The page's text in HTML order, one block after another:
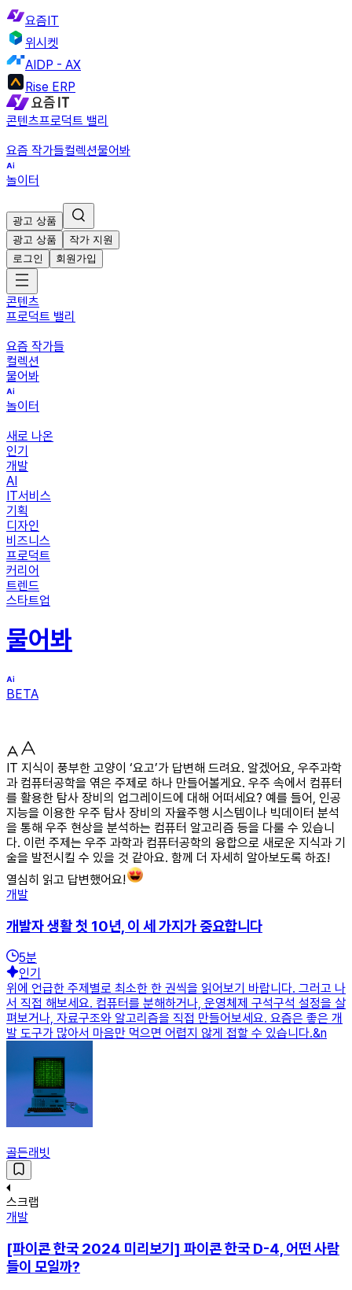
요즘IT
위시켓
AIDP - AX
Rise ERP
콘텐츠프로덕트 밸리
요즘 작가들컬렉션물어봐
놀이터
광고 상품
광고 상품
작가 지원
로그인
회원가입
콘텐츠
프로덕트 밸리
요즘 작가들
컬렉션
물어봐
놀이터
새로 나온
인기
개발
AI
IT서비스
기획
디자인
비즈니스
프로덕트
커리어
트렌드
스타트업
물어봐
BETA
IT 지식이 풍부한 고양이 ‘요고’가 답변해 드려요. 알겠어요, 우주과학
과 컴퓨터공학을 엮은 주제로 하나 만들어볼게요. 우주 속에서 컴퓨터
를 활용한 탐사 장비의 업그레이드에 대해 어떠세요? 예를 들어, 인공
지능을 이용한 우주 탐사 장비의 자율주행 시스템이나 빅데이터 분석
을 통해 우주 현상을 분석하는 컴퓨터 알고리즘 등을 다룰 수 있습니
다. 이런 주제는 우주 과학과 컴퓨터공학의 융합으로 새로운 지식과 기
술을 발전시킬 수 있을 것 같아요. 함께 더 자세히 알아보도록 하죠!
열심히 읽고 답변했어요!
개발
개발자 생활 첫 10년, 이 세 가지가 중요합니다
5분
인기
위에 언급한 주제별로 최소한 한 권씩을 읽어보기 바랍니다. 그러고 나
서 직접 해보세요. 컴퓨터를 분해하거나, 운영체제 구석구석 설정을 살
펴보거나, 자료구조와 알고리즘을 직접 만들어보세요. 요즘은 좋은 개
발 도구가 많아서 마음만 먹으면 어렵지 않게 접할 수 있습니다.&n
골든래빗
스크랩
개발
[파이콘 한국 2024 미리보기] 파이콘 한국 D-4, 어떤 사람
들이 모일까?